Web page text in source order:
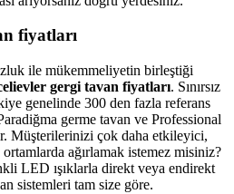
fiyatları
ile mükemmeliyetin birleştiği
gergi tavan fiyatları. Sınırsız
genelinde 300 den fazla referans
germe tavan ve Professional
Müşterilerinizi çok daha etkileyici,
ağırlamak istemez misiniz?
LED ışıklarla direkt veya endirekt
sistemleri tam size göre.